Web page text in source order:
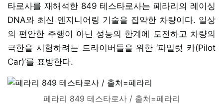
타로사를 재해석한 849 테스타로사는 페라리의 레이싱
DNA와 최신 엔지니어링 기술을 집약한 차량이다. 일상
의 편안한 주행이 아닌 성능의 한계에 도전하고 차량의
극한을 시험하려는 드라이버들을 위한 ‘파일럿 카(Pilot
Car)’를 표방한다.
페라리 849 테스타로사 / 출처=페라리